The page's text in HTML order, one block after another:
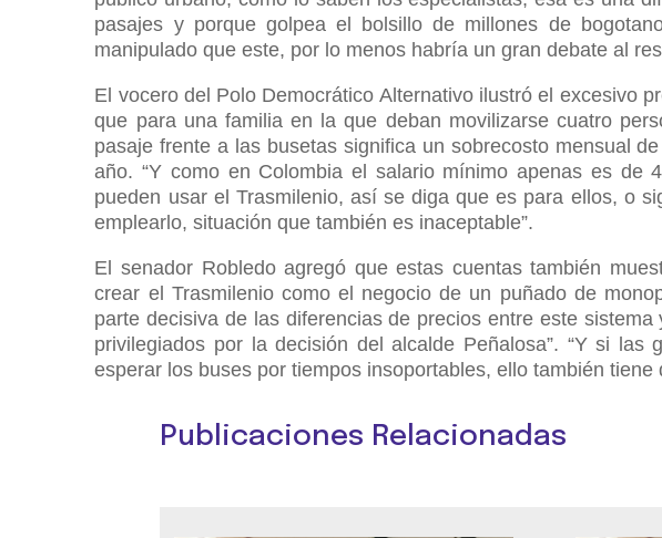
pasajes y porque golpea el bolsillo de millones de
manipulado que este, por lo menos habría un gran debate al
El vocero del Polo Democrático Alternativo ilustró el excesivo
que para una familia en la que deban movilizarse cuatro
pasaje frente a las busetas significa un sobrecosto mensual
año. “Y como en Colombia el salario mínimo apenas es de
pueden usar el Trasmilenio, así se diga que es para ellos, o
emplearlo, situación que también es inaceptable”.
El senador Robledo agregó que estas cuentas también
crear el Trasmilenio como el negocio de un puñado de
parte decisiva de las diferencias de precios entre este
privilegiados por la decisión del alcalde Peñalosa”. “Y si
esperar los buses por tiempos insoportables, ello también
Publicaciones Relacionadas